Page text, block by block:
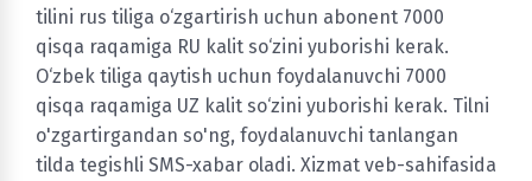
tilini rus tiliga o‘zgartirish uchun abonent 7000
qisqa raqamiga RU kalit so‘zini yuborishi kerak.
O‘zbek tiliga qaytish uchun foydalanuvchi 7000
qisqa raqamiga UZ kalit so‘zini yuborishi kerak. Tilni
o'zgartirgandan so'ng, foydalanuvchi tanlangan
tilda tegishli SMS-xabar oladi. Xizmat veb-sahifasida